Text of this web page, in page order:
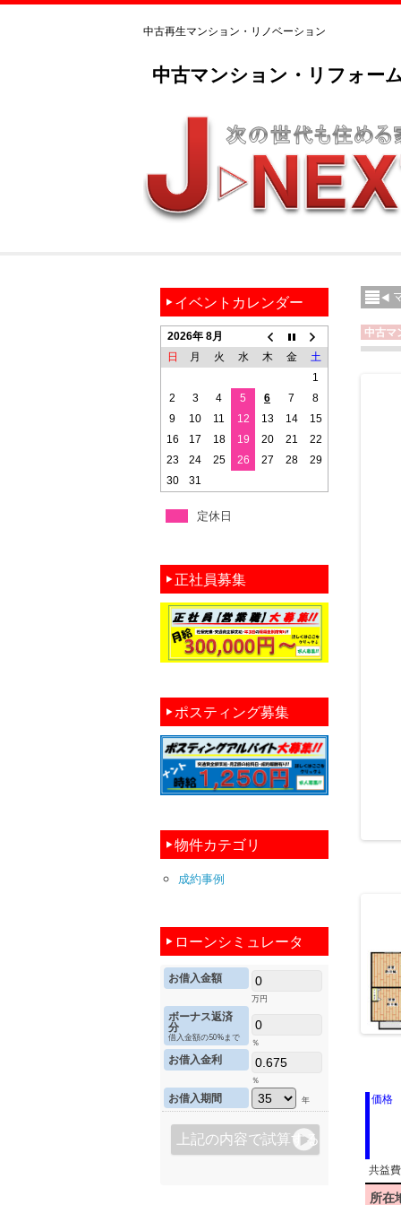
中古マンション・リフォー
中古再生マンション・リノベーション
中古マ
価格
共益
所在
イベントカレンダー
2026年 8月
日
月 火 水 木 金
土
1
2
3 4 5 6 7
8
9
10 11 12 13 14
15
16
17 18 19 20 21
22
23
24 25 26 27 28
29
30
31
定休日
正社員募集
ポスティング募集
物件カテゴリ
成約事例
ローンシミュレータ
お借入金額
万円
ボーナス返済
分
借入金額の50%まで ％
お借入金利
％
お借入期間 年